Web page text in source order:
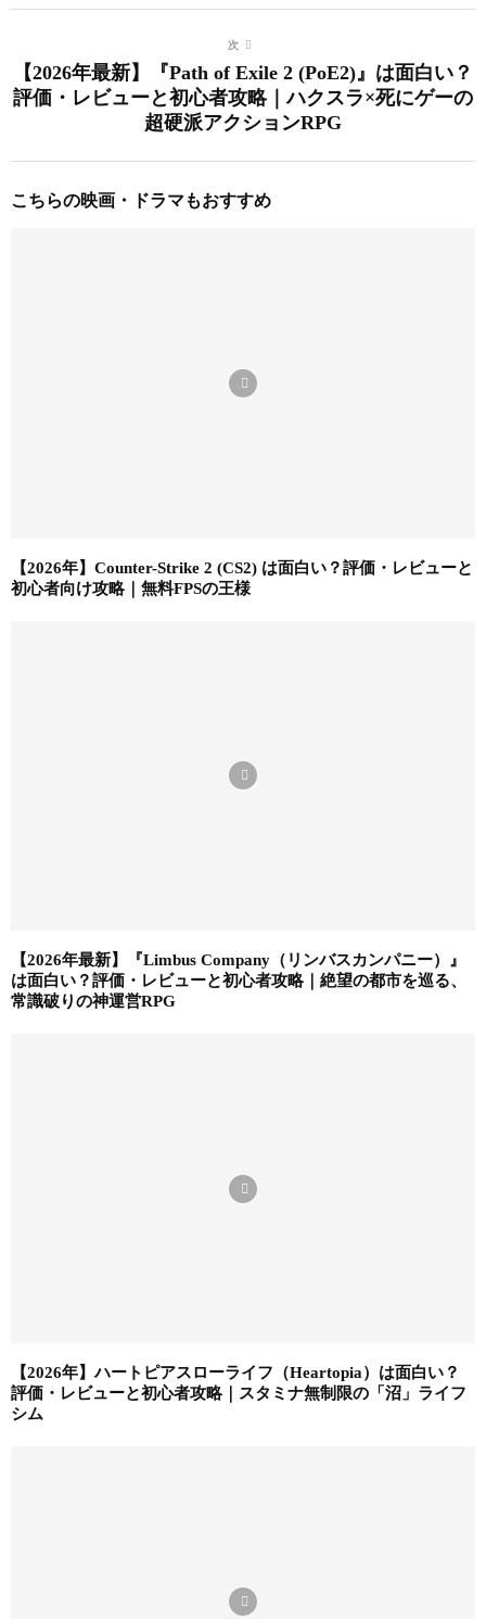
次
【2026年最新】『Path of Exile 2 (PoE2)』は面白い？
評価・レビューと初心者攻略｜ハクスラ×死にゲーの
超硬派アクションRPG
こちらの映画・ドラマもおすすめ
【2026年】Counter-Strike 2 (CS2) は面白い？評価・レビューと
初心者向け攻略｜無料FPSの王様
【2026年最新】『Limbus Company（リンバスカンパニー）』
は面白い？評価・レビューと初心者攻略｜絶望の都市を巡る、
常識破りの神運営RPG
【2026年】ハートピアスローライフ（Heartopia）は面白い？
評価・レビューと初心者攻略｜スタミナ無制限の「沼」ライフ
シム